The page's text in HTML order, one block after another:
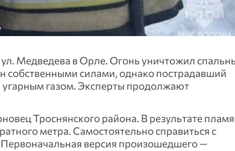
Медведева в Орле. Огонь уничтожил
собственными силами, однако пострадавший
газом. Эксперты продолжают
Троснянского района. В результате пламя
метра. Самостоятельно справиться с
Первоначальная версия произошедшего —